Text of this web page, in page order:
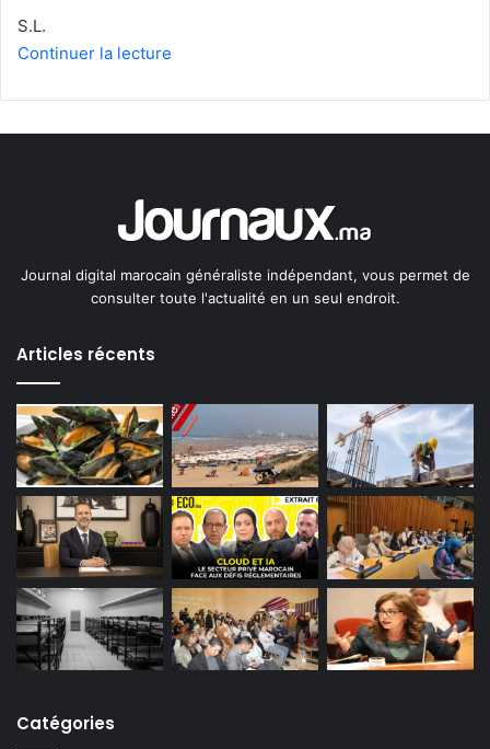
S.L.
Continuer la lecture
Journal digital marocain généraliste indépendant, vous permet de
consulter toute l'actualité en un seul endroit.
Articles récents
Catégories